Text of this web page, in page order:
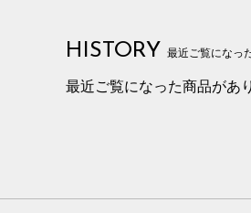
HISTORY 最近ご覧になっ
最近ご覧になった商品があ